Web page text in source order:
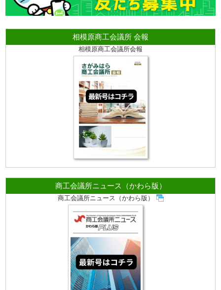
相模原商工会議所 会報
相模原商工会議所会報
商工会議所ニュース（かわら版）
商工会議所ニュース（かわら版）